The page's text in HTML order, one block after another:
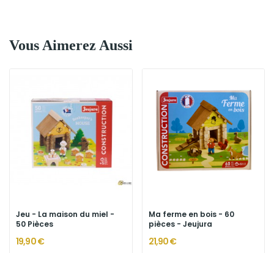
Vous Aimerez Aussi
Jeu - La maison du miel -
50 Pièces
19,90 €
Ma ferme en bois - 60
pièces - Jeujura
21,90 €